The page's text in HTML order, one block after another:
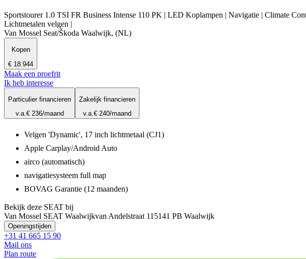
Sportstourer 1.0 TSI FR Business Intense 110 PK | LED Koplampen | Navigatie | Climate
Lichtmetalen velgen |
Van Mossel Seat/Škoda Waalwijk, (NL)
Kopen
€ 18.944
Maak een proefrit
Ik heb interesse
Particulier financieren
v.a.€ 236/maand
Zakelijk financieren
v.a.€ 240/maand
Velgen 'Dynamic', 17 inch lichtmetaal (CJ1)
Apple Carplay/Android Auto
airco (automatisch)
navigatiesysteem full map
BOVAG Garantie (12 maanden)
Bekijk deze SEAT bij
Van Mossel SEAT Waalwijkvan Andelstraat 11 5141 PB Waalwijk
Openingstijden
+31 41 665 15 90
Mail ons
Plan route